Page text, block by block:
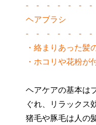
- - - - - -
ヘアブラシ
- - - - - -
・絡まりあった髪
・ホコリや花粉が
ヘアケアの基本は
ぐれ、リラックス
猪毛や豚毛は人の